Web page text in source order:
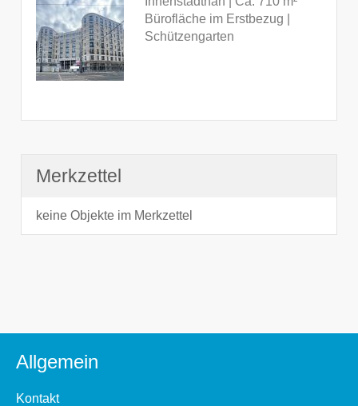
Bürofläche im Erstbezug |
Schützengarten
Merkzettel
keine Objekte im Merkzettel
Allgemein
Kontakt